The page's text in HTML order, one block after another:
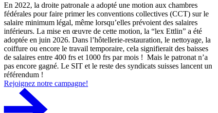
En 2022, la droite patronale a adopté une motion aux chambres
fédérales pour faire primer les conventions collectives (CCT) sur le
salaire minimum légal, même lorsqu’elles prévoient des salaires
inférieurs. La mise en œuvre de cette motion, la “lex Ettlin” a été
adoptée en juin 2026. Dans l’hôtellerie-restauration, le nettoyage, la
coiffure ou encore le travail temporaire, cela signifierait des baisses
de salaires entre 400 frs et 1000 frs par mois ! Mais le patronat n’a
pas encore gagné. Le SIT et le reste des syndicats suisses lancent un
référendum !
Rejoignez notre campagne!